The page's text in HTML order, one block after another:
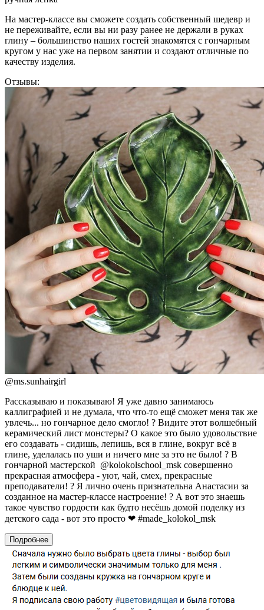
На мастер-классе вы сможете создать собственный шедевр и
не переживайте, если вы ни разу ранее не держали в руках
глину – большинство наших гостей знакомятся с гончарным
кругом у нас уже на первом занятии и создают отличные по
качеству изделия.
Отзывы:
@ms.sunhairgirl
Рассказываю и показываю! Я уже давно занимаюсь
каллиграфией и не думала, что что-то ещё сможет меня так же
увлечь... но гончарное дело смогло! ? Видите этот волшебный
керамический лист монстеры? О какое это было удовольствие
его создавать - сидишь, лепишь, вся в глине, вокруг всё в
глине, уделалась по уши и ничего мне за это не было! ? В
гончарной мастерской @kolokolschool_msk совершенно
прекрасная атмосфера - уют, чай, смех, прекрасные
преподаватели! ? Я лично очень признательна Анастасии за
созданное на мастер-классе настроение! ? А вот это знаешь
такое чувство гордости как будто несёшь домой поделку из
детского сада - вот это просто ❤ #made_kolokol_msk
Подробнее